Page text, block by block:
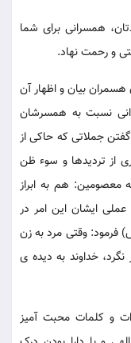
همسرانی برای شما
و رحمت نهاد.
بیان و اظهار آن
نسبت به همسرشان
گفتن جملاتی که حاکی از
از تردیدها و سوء ظن
معصومین: هم به ابراز
ایشان این امر در
فرمود: وقتی مرد به زن
خداوند به دیده ی
و کلمات محبت آمیز